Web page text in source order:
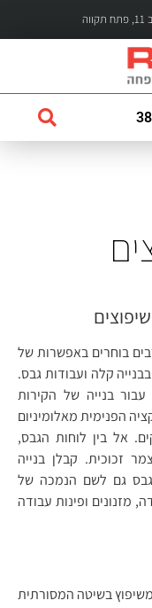
בוחרים באפשרות של
קלה ועבודות גבס.
עבור בנייה של הקירות
הפנימית מאלומיניום
אל בין לוחות הגבס,
זכוכית. קבלן בנייה
גבס גם לשם הנמכה של
מזנונים ופינות עבודה
בשיטה המסורתית